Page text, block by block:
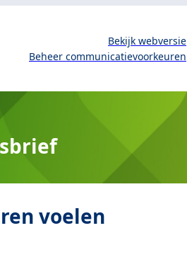
Bekijk webversie
Beheer communicatievoorkeuren
voelen